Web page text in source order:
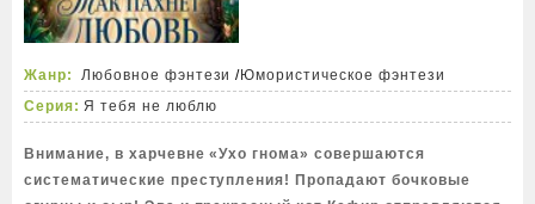
Жанр: Любовное фэнтези /Юмористическое фэнтези
Серия: Я тебя не люблю
Внимание, в харчевне «Ухо гнома» совершаются
систематические преступления! Пропадают бочковые